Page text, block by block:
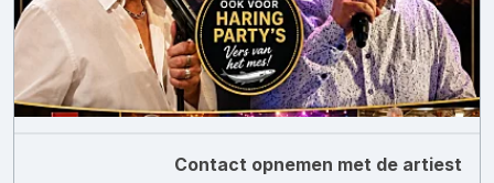
Contact opnemen met de artiest